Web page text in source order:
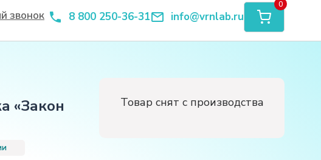
звонок 8 800 250-36-31 info@vrnlab.ru
0
«Закон
Товар снят с производства